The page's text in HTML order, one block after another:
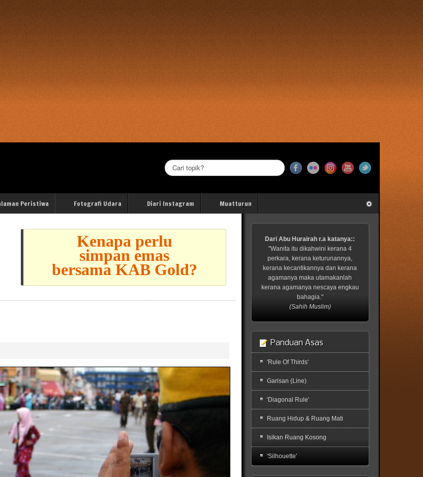
Cari...
Peristiwa Fotografi Udara Diari Instagram Muatturun
Kenapa perlu
simpan emas
bersama KAB Gold?
Dari Abu Hurairah r.a katanya::
"Wanita itu dikahwini kerana 4
perkara, kerana keturunannya,
kerana kecantikannya dan kerana
agamanya maka utamakanlah
kerana agamanya nescaya engkau
bahagia."
(Sahih Muslim)
Panduan Asas
'Rule Of Thirds'
Garisan (Line)
'Diagonal Rule'
Ruang Hidup & Ruang Mati
Isikan Ruang Kosong
'Silhouette'